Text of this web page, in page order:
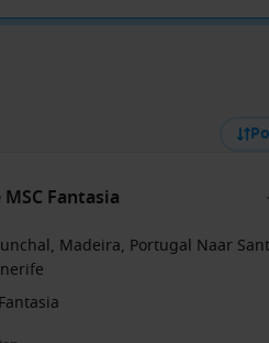
Fantasia
Madeira, Portugal Naar